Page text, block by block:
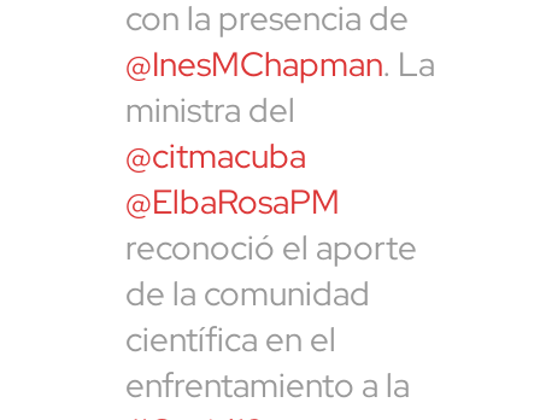
con la presencia de
@InesMChapman. La
ministra del
@citmacuba
@ElbaRosaPM
reconoció el aporte
de la comunidad
científica en el
enfrentamiento a la